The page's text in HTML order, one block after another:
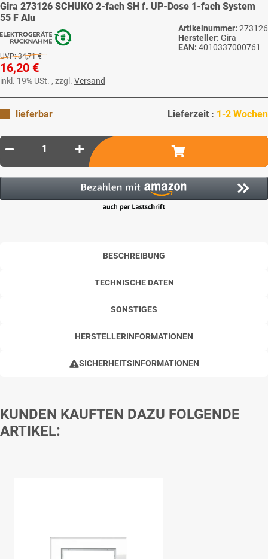
Gira 273126 SCHUKO 2-fach SH f. UP-Dose 1-fach System
55 F Alu
Artikelnummer: 273126
Hersteller: Gira
EAN: 4010337000761
UVP: 34,71 €
16,20 €
inkl. 19% USt. , zzgl. Versand
lieferbar Lieferzeit : 1-2 Wochen
BESCHREIBUNG
TECHNISCHE DATEN
SONSTIGES
HERSTELLERINFORMATIONEN
SICHERHEITSINFORMATIONEN
KUNDEN KAUFTEN DAZU FOLGENDE
ARTIKEL: